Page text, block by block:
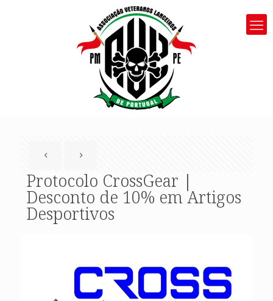
Protocolo CrossGear |
Desconto de 10% em Artigos
Desportivos